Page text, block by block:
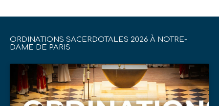
ORDINATIONS SACERDOTALES 2026 À NOTRE-
DAME DE PARIS